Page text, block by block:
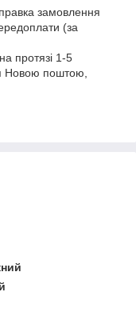
замовлення
(за
протязі 1-5
Новою поштою,